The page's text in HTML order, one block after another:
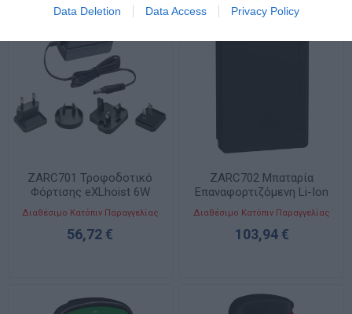
Data Deletion Data Access Privacy Policy
ZARC701 Τροφοδοτικό
Φόρτισης eXLhoist 6W
5Vdc
Διαθέσιμο Κατόπιν Παραγγελίας
56,72 €
ZARC702 Μπαταρία
Επαναφορτιζόμενη Li-Ion
eXLhoist
Διαθέσιμο Κατόπιν Παραγγελίας
103,94 €